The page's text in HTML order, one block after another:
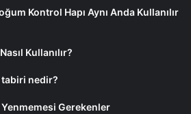
Kontrol Hapı Aynı Anda Kullanılır
Kullanılır?
nedir?
Yenmemesi Gerekenler